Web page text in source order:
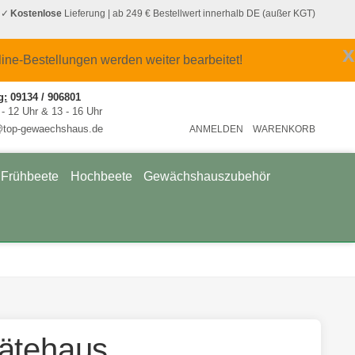
KostenloseLieferung | ab 249 € Bestellwert innerhalb DE (außer KGT)
x
Bestellungen werden weiter bearbeitet!
09134 / 906801
12 Uhr & 13 - 16 Uhr
gewaechshaus.de
ANMELDEN WARENKORB
Frühbeete Hochbeete Gewächshauszubehör